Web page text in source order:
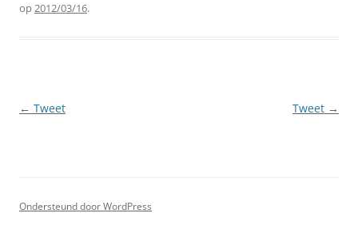
op2012/03/16.
Berichtnavigatie
← Tweet Tweet →
Ondersteund door WordPress